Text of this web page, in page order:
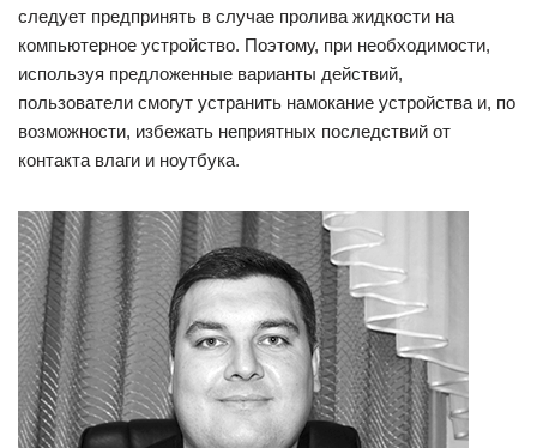
следует предпринять в случае пролива жидкости на
компьютерное устройство. Поэтому, при необходимости,
используя предложенные варианты действий,
пользователи смогут устранить намокание устройства и, по
возможности, избежать неприятных последствий от
контакта влаги и ноутбука.